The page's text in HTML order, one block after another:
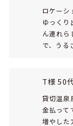
ロケーシ
ゆっく
ん連れら
で、うる
T様 50
貸切温泉
金払って
増やした